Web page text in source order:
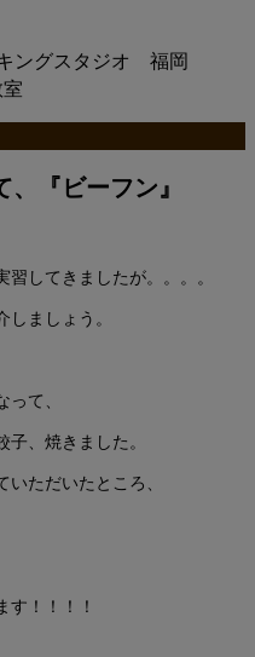
『ビーフン』
習してきましたが。。。。
ましょう。
て、
、焼きました。
ただいたところ、
す！！！！